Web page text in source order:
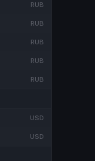
RUB
RUB
RUB
RUB
RUB
USD
USD